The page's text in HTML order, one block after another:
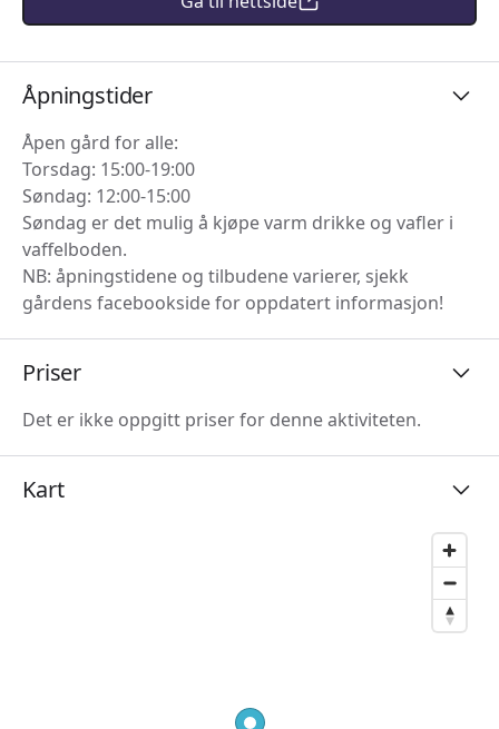
Åpningstider
Åpen gård for alle:
Torsdag: 15:00-19:00
Søndag: 12:00-15:00
Søndag er det mulig å kjøpe varm drikke og vafler i
vaffelboden.
NB: åpningstidene og tilbudene varierer, sjekk
gårdens facebookside for oppdatert informasjon!
Priser
Det er ikke oppgitt priser for denne aktiviteten.
Kart